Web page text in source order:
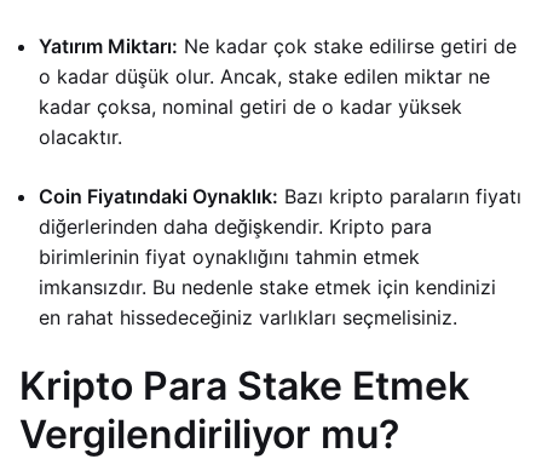
Yatırım Miktarı: Ne kadar çok stake edilirse getiri de
o kadar düşük olur. Ancak, stake edilen miktar ne
kadar çoksa, nominal getiri de o kadar yüksek
olacaktır.
Coin Fiyatındaki Oynaklık: Bazı kripto paraların fiyatı
diğerlerinden daha değişkendir. Kripto para
birimlerinin fiyat oynaklığını tahmin etmek
imkansızdır. Bu nedenle stake etmek için kendinizi
en rahat hissedeceğiniz varlıkları seçmelisiniz.
Kripto Para Stake Etmek
Vergilendiriliyor mu?